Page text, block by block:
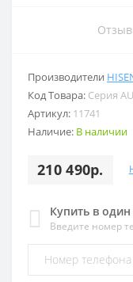
Производители
Код Товара: Серия
Артикул: 11741
Наличие: В наличии
210 490р.
Купить в
Введите номер